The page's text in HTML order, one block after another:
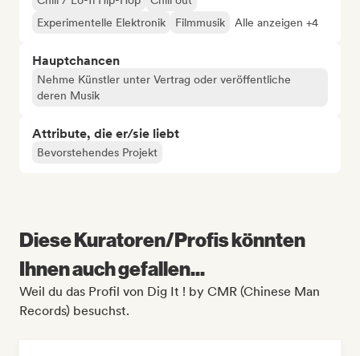
Experimentelle Elektronik
Filmmusik Alle anzeigen +4
Hauptchancen
Nehme Künstler unter Vertrag oder veröffentliche
deren Musik
Attribute, die er/sie liebt
Bevorstehendes Projekt
Diese Kuratoren/Profis könnten
Ihnen auch gefallen...
Weil du das Profil von Dig It ! by CMR (Chinese Man
Records) besuchst.